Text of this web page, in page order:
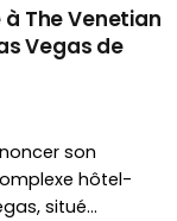
à The Venetian
Vegas de
son
hôtel-
situé…